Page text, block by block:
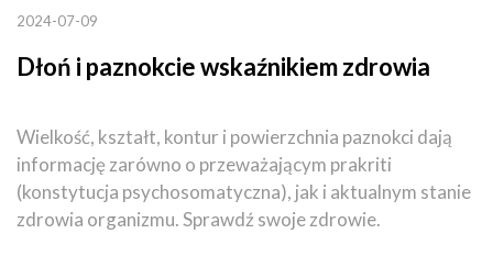
2024-07-09
Dłoń i paznokcie wskaźnikiem zdrowia
Wielkość, kształt, kontur i powierzchnia paznokci dają
informację zarówno o przeważającym prakriti
(konstytucja psychosomatyczna), jak i aktualnym stanie
zdrowia organizmu. Sprawdź swoje zdrowie.